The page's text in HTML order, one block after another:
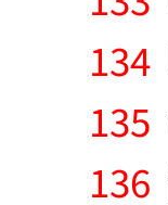
134
135
136